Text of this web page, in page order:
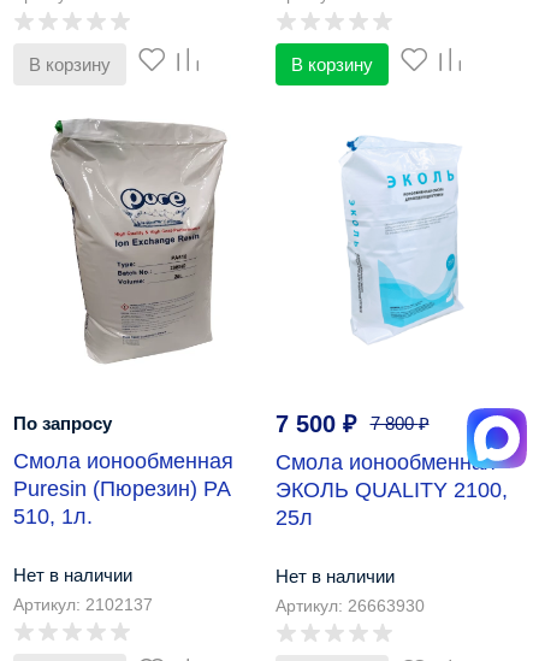
В корзину В корзину
По запросу
Смола ионообменная
Puresin (Пюрезин) PA
510, 1л.
Нет в наличии
Артикул: 2102137
7 500 ₽ 7 800₽
Смола ионообменная
ЭКОЛЬ QUALITY 2100,
25л
Нет в наличии
Артикул: 26663930